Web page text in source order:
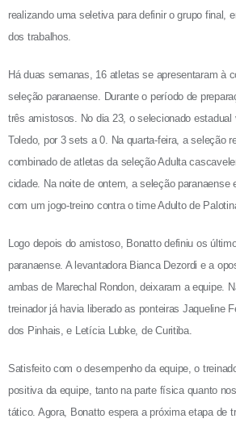
realizando uma seletiva para definir o grupo final,
dos trabalhos.
Há duas semanas, 16 atletas se apresentaram à
seleção paranaense. Durante o período de
três amistosos. No dia 23, o selecionado estadual
Toledo, por 3 sets a 0. Na quarta-feira, a seleção
combinado de atletas da seleção Adulta
cidade. Na noite de ontem, a seleção paranaense
com um jogo-treino contra o time Adulto de
Logo depois do amistoso, Bonatto definiu os
paranaense. A levantadora Bianca Dezordi e a
ambas de Marechal Rondon, deixaram a equipe.
treinador já havia liberado as ponteiras Jaqueline
dos Pinhais, e Letícia Lubke, de Curitiba.
Satisfeito com o desempenho da equipe, o
positiva da equipe, tanto na parte física quanto
tático. Agora, Bonatto espera a próxima etapa de